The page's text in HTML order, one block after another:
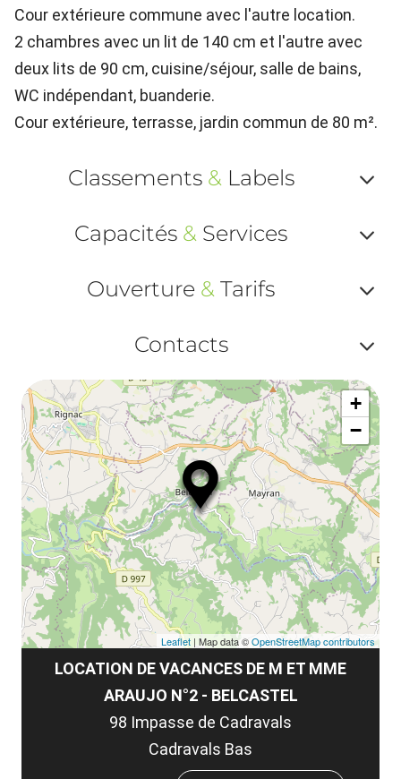
Cour extérieure commune avec l'autre location.
2 chambres avec un lit de 140 cm et l'autre avec
deux lits de 90 cm, cuisine/séjour, salle de bains,
WC indépendant, buanderie.
Cour extérieure, terrasse, jardin commun de 80 m².
Classements &Labels
ou
Capacités & Services
ou
Ouverture & Tarifs
ou
et
Contacts
ou
LOCATION DE VACANCES DE M ET MME
ARAUJO N°2 - BELCASTEL
98 Impasse de Cadravals
Cadravals Bas
+
−
Leaflet | Map data ©OpenStreetMap contributors